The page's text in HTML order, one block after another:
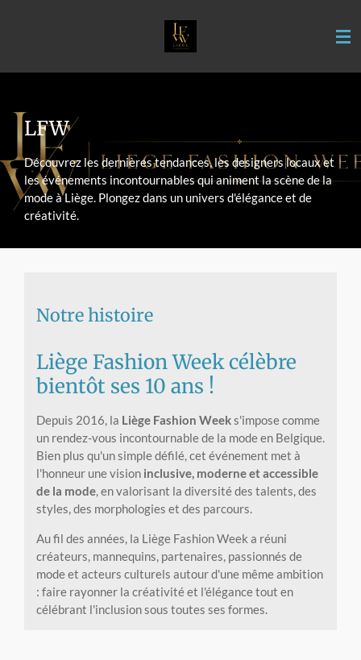
LFW
Découvrez les dernières tendances, les designers locaux et
les événements incontournables qui animent la scène de la
mode à Liège. Plongez dans un univers d'élégance et de
créativité.
Notre histoire
Liège Fashion Week célèbre
bientôt ses 10 ans !
Depuis 2016, la Liège Fashion Weeks'impose comme
un rendez-vous incontournable de la mode en Belgique.
Bien plus qu'un simple défilé, cet événement met à
l'honneur une vision inclusive, moderne et accessible
de la mode, en valorisant la diversité des talents, des
styles, des morphologies et des parcours.
Au fil des années, la Liège Fashion Week a réuni
créateurs, mannequins, partenaires, passionnés de
mode et acteurs culturels autour d'une même ambition
: faire rayonner la créativité et l'élégance tout en
célébrant l'inclusion sous toutes ses formes.